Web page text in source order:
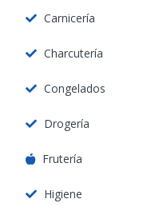
Carnicería
Charcutería
Congelados
Drogería
Frutería
Higiene